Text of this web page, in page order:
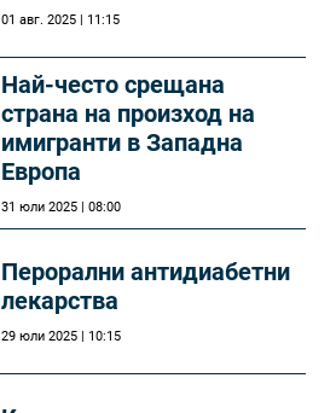
01 авг. 2025 | 11:15
Най-често срещана
страна на произход на
имигранти в Западна
Европа
31 юли 2025 | 08:00
Перорални антидиабетни
лекарства
29 юли 2025 | 10:15